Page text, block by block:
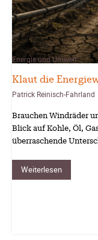
Energie und Umwelt
Klaut die
Patrick Reinisch-Fahrland
Brauchen Windräder
Blick auf Kohle, Öl,
überraschende
Weiterlesen